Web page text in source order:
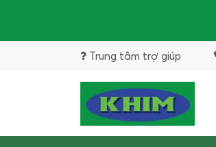
Trung tâm trợ giúp